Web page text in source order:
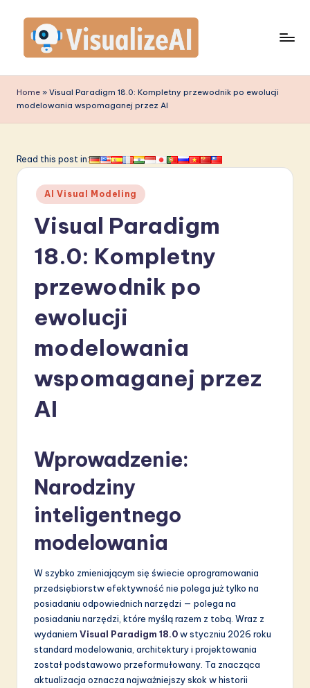
content
is
u
li
A
in
A
&
Home » Visual Paradigm 18.0: Kompletny przewodnik po ewolucji
modelowania wspomaganej przez AI
Read this post in:
Posted
in
AI Visual Modeling
Visual Paradigm
18.0: Kompletny
przewodnik po
ewolucji
modelowania
wspomaganej przez
AI
Wprowadzenie:
Narodziny
inteligentnego
modelowania
W szybko zmieniającym się świecie oprogramowania
przedsiębiorstw efektywność nie polega już tylko na
posiadaniu odpowiednich narzędzi — polega na
posiadaniu narzędzi, które myślą razem z tobą. Wraz z
wydaniem Visual Paradigm 18.0w styczniu 2026 roku
standard modelowania, architektury i projektowania
został podstawowo przeformułowany. Ta znacząca
aktualizacja oznacza najważniejszy skok w historii